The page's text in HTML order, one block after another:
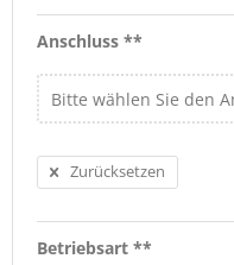
Anschluss **
Zurücksetzen
Betriebsart **